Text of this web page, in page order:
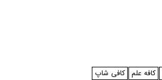
کافه علم کافی شاپ